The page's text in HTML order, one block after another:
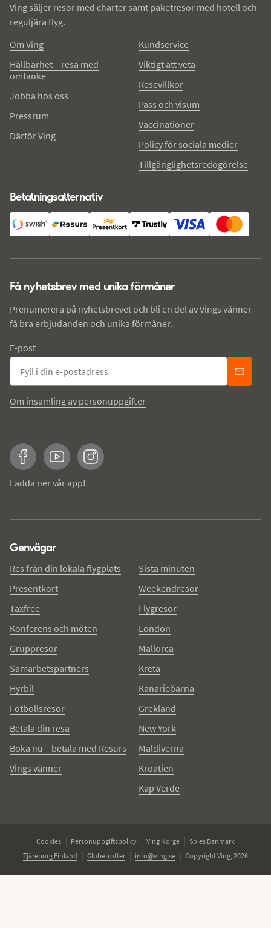
Ving säljer resor med charter samt paketresor med hotell och
reguljära flyg.
Om Ving
Hållbarhet – resa med
omtanke
Jobba hos oss
Pressrum
Därför Ving
Kundservice
Viktigt att veta
Resevillkor
Pass och visum
Vaccinationer
Policy för sociala medier
Tillgänglighetsredogörelse
Betalningsalternativ
Få nyhetsbrev med unika förmåner
Prenumerera på nyhetsbrevet och bli en del av Vings vänner –
få bra erbjudanden och unika förmåner.
E-post
Om insamling av personuppgifter
FacebookYouTubeInstagram
Ladda ner vår app!
Genvägar
Res från din lokala flygplats
Presentkort
Taxfree
Konferens och möten
Gruppresor
Samarbetspartners
Hyrbil
Fotbollsresor
Betala din resa
Boka nu – betala med Resurs
Vings vänner
Sista minuten
Weekendresor
Flygresor
London
Mallorca
Kreta
Kanarieöarna
Grekland
New York
Maldiverna
Kroatien
Kap Verde
Cookies Personuppgiftspolicy Ving Norge
Spies Danmark
Tjäreborg Finland
Globetrotter info@ving.se Copyright Ving, 2026